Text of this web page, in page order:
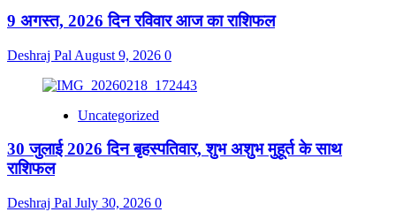
9 अगस्त, 2026 दिन रविवार आज का राशिफल
Deshraj Pal August 9, 2026 0
Uncategorized
30 जुलाई 2026 दिन बृहस्पतिवार, शुभ अशुभ मुहूर्त के साथ
राशिफल
Deshraj Pal July 30, 2026 0